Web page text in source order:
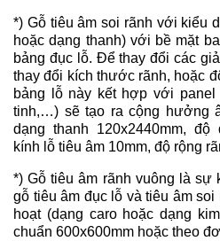
*) Gỗ tiêu âm soi rãnh với kiểu
hoặc dạng thanh) với bề mặt
bảng đục lỗ. Để thay đổi các
thay đổi kích thước rãnh, hoặc
bảng lỗ này kết hợp với panel
tinh,…) sẽ tạo ra cộng hưởng
dạng thanh 120x2440mm, độ
kính lỗ tiêu âm 10mm, độ rộng
*) Gỗ tiêu âm rãnh vuông là sự
gỗ tiêu âm đục lỗ và tiêu âm
hoạt (dạng caro hoặc dạng
chuẩn 600x600mm hoặc theo